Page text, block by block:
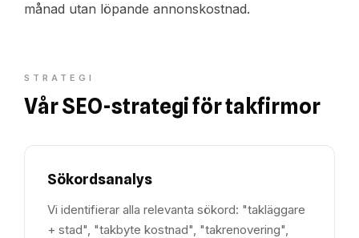
månad utan löpande annonskostnad.
STRATEGI
Vår SEO-strategi för takfirmor
Sökordsanalys
Vi identifierar alla relevanta sökord: "takläggare
+ stad", "takbyte kostnad", "takrenovering",